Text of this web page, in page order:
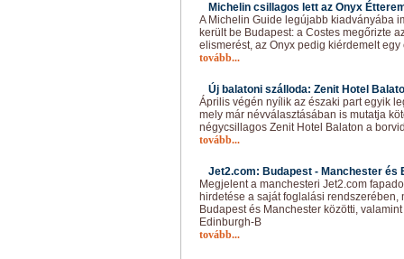
Michelin csillagos lett az Onyx
A Michelin Guide legújabb kiadványába
került be Budapest: a Costes megőrizte
elismerést, az Onyx pedig kiérdemelt egy
tovább...
Új balatoni szálloda: Zenit Hotel
Április végén nyílik az északi part egyik
mely már névválasztásában is mutatja
négycsillagos Zenit Hotel Balaton a
tovább...
Jet2.com: Budapest - Manchester és
Megjelent a manchesteri Jet2.com
hirdetése a saját foglalási rendszerében,
Budapest és Manchester közötti,
Edinburgh-B
tovább...